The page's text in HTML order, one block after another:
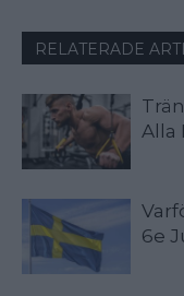
RELATERADE
Alla
6e